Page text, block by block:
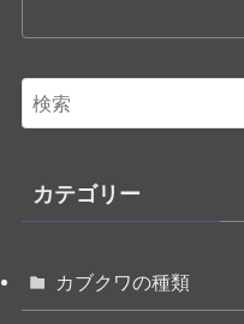
カテゴリー
カブクワの種類